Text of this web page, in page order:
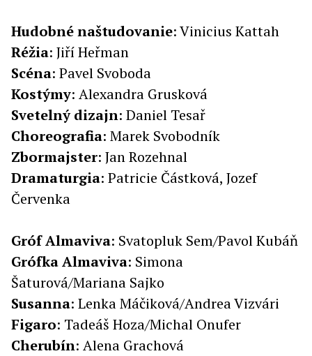
Hudobné naštudovanie: Vinicius Kattah
Réžia: Jiří Heřman
Scéna: Pavel Svoboda
Kostýmy: Alexandra Grusková
Svetelný dizajn: Daniel Tesař
Choreografia: Marek Svobodník
Zbormajster: Jan Rozehnal
Dramaturgia: Patricie Částková, Jozef
Červenka
GrófAlmaviva: Svatopluk Sem/Pavol Kubáň
GrófkaAlmaviva: Simona
Šaturová/Mariana Sajko
Susanna: Lenka Máčiková/Andrea Vizvári
Figaro: Tadeáš Hoza/Michal Onufer
Cherubín: Alena Grachová